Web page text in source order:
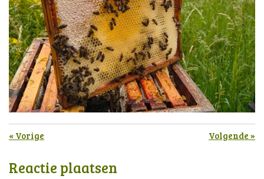
« Vorige Volgende »
Reactie plaatsen